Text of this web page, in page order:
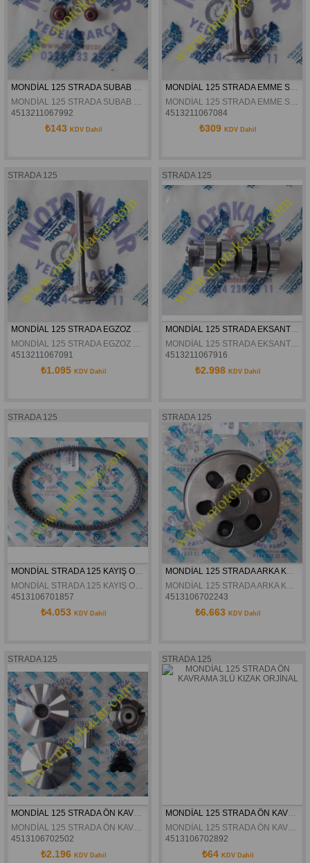
4513211067992
₺143 KDV Dahil
4513211067084
₺309 KDV Dahil
STRADA 125
4513211067091
₺1.095 KDV Dahil
STRADA 125
4513211067916
₺2.998 KDV Dahil
STRADA 125
MONDİAL STRADA 125 KAYIŞ ORJİNAL
MONDİAL STRADA 125 KAYIŞ ORJİNAL
4513106701857
₺4.053 KDV Dahil
STRADA 125
4513106702243
₺6.663 KDV Dahil
STRADA 125
MONDİAL 125 STRADA ÖN KAVRAMA ORJİNAL
MONDİAL 125 STRADA ÖN KAVRAMA ORJİNAL
4513106702502
₺2.196 KDV Dahil
STRADA 125
4513106702892
₺64 KDV Dahil